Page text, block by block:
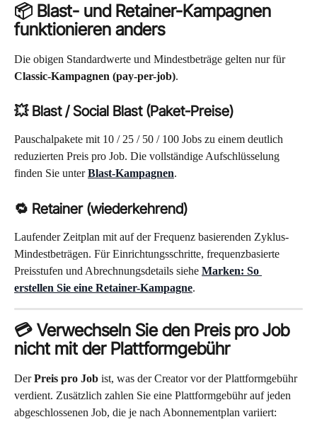
📦 Blast- und Retainer-Kampagnen
funktionieren anders
Die obigen Standardwerte und Mindestbeträge gelten nur für
Classic-Kampagnen (pay-per-job).
💥 Blast / Social Blast (Paket-Preise)
Pauschalpakete mit 10 / 25 / 50 / 100 Jobs zu einem deutlich
reduzierten Preis pro Job. Die vollständige Aufschlüsselung
finden Sie unter Blast-Kampagnen.
🔁 Retainer (wiederkehrend)
Laufender Zeitplan mit auf der Frequenz basierenden Zyklus-
Mindestbeträgen. Für Einrichtungsschritte, frequenzbasierte
Preisstufen und Abrechnungsdetails siehe Marken: So
erstellen Sie eine Retainer-Kampagne.
💳 Verwechseln Sie den Preis pro Job
nicht mit der Plattformgebühr
Der Preis pro Job ist, was der Creator vor der Plattformgebühr
verdient. Zusätzlich zahlen Sie eine Plattformgebühr auf jeden
abgeschlossenen Job, die je nach Abonnementplan variiert: